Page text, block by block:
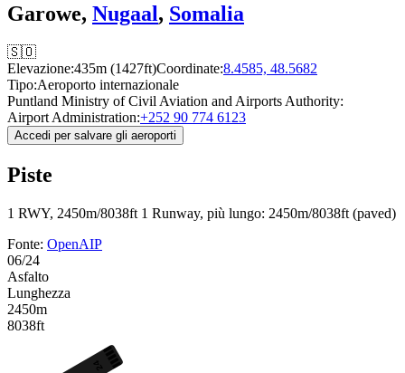
Garowe, Nugaal, Somalia
🇸🇴
Elevazione:435m (1427ft)Coordinate:8.4585, 48.5682
Tipo:Aeroporto internazionale
Puntland Ministry of Civil Aviation and Airports Authority:
Airport Administration:+252 90 774 6123
Accedi per salvare gli aeroporti
Piste
1 RWY, 2450m/8038ft 1 Runway, più lungo: 2450m/8038ft (paved)
Fonte: OpenAIP
06/24
Asfalto
Lunghezza
2450m
8038ft
24